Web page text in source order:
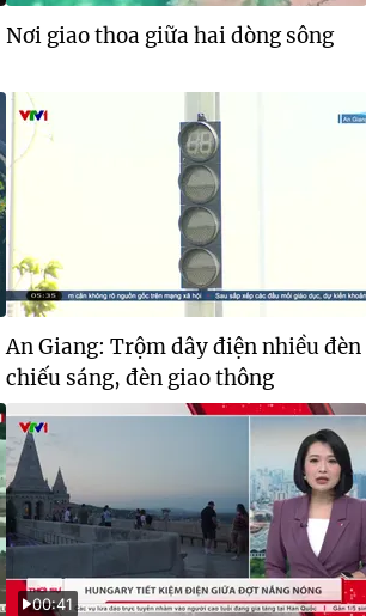
Nơi giao thoa giữa hai dòng sông
An Giang: Trộm dây điện nhiều đèn
chiếu sáng, đèn giao thông
00:41